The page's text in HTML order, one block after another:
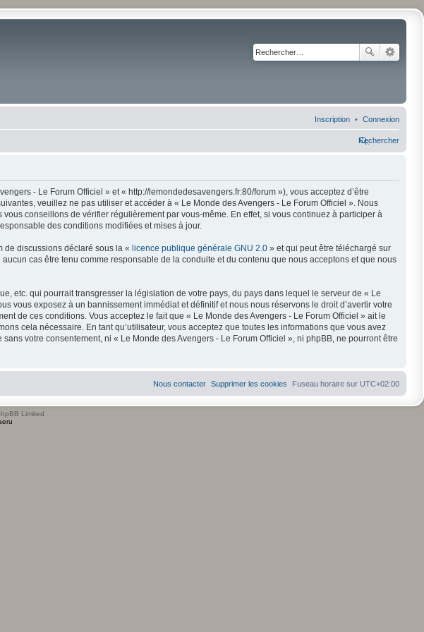
Connexion
Inscription
Rechercher
- Le Forum Officiel » et « http://lemondedesavengers.fr:80/forum »), vous acceptez d’être
veuillez ne pas utiliser et accéder à « Le Monde des Avengers - Le Forum Officiel ». Nous
conseillons de vérifier régulièrement par vous-même. En effet, si vous continuez à participer à
des conditions modifiées et mises à jour.
de discussions déclaré sous la « licence publique générale GNU 2.0 » et qui peut être téléchargé sur
cas être tenu comme responsable de la conduite et du contenu que nous acceptons et que nous
etc. qui pourrait transgresser la législation de votre pays, du pays dans lequel le serveur de « Le
vous exposez à un bannissement immédiat et définitif et nous nous réservons le droit d’avertir votre
de ces conditions. Vous acceptez le fait que « Le Monde des Avengers - Le Forum Officiel » ait le
cela nécessaire. En tant qu’utilisateur, vous acceptez que toutes les informations que vous avez
votre consentement, ni « Le Monde des Avengers - Le Forum Officiel », ni phpBB, ne pourront être
Fuseau horaire sur UTC+02:00
Supprimer les cookies
Nous contacter
Limited